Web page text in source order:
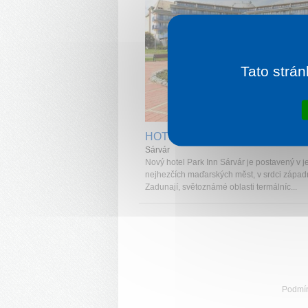
HOTEL PARK INN
Sárvár
Nový hotel Park Inn Sárvár je postavený v
nejhezčích maďarských měst, v srdci
Zadunají, světoznámé oblasti termálníc...
Tato